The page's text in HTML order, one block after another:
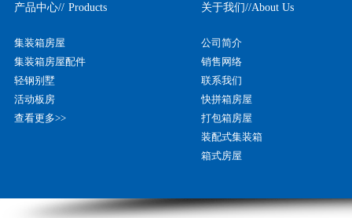
产品中心// Products
集装箱房屋
集装箱房屋配件
轻钢别墅
活动板房
查看更多>>
关于我们//About Us
公司简介
销售网络
联系我们
快拼箱房屋
打包箱房屋
装配式集装箱
箱式房屋